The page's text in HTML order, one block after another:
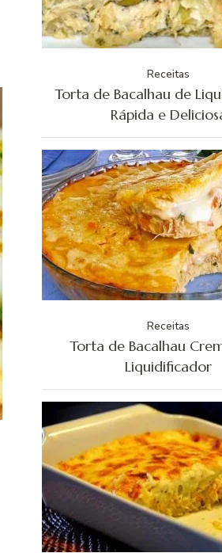
Receitas
Torta de Bacalhau de
Rápida e
Receitas
Torta de Bacalhau
Liquidificador